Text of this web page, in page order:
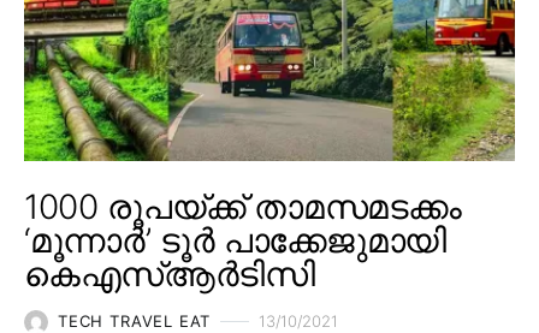
1000 രൂപയ്ക്ക് താമസമടക്കം
‘മൂന്നാർ’ ടൂർ പാക്കേജുമായി
കെഎസ്ആർടിസി
TECH TRAVEL EAT 13/10/2021